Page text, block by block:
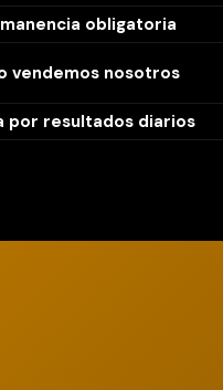
obligatoria
vendemos nosotros
por resultados diarios